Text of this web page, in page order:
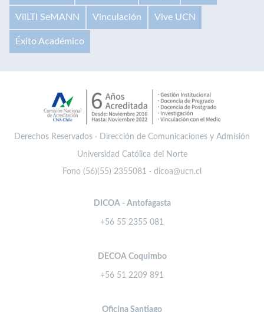
VilLTI SeMANN Vinculación Vive UCN
Éxito Académico
Derechos Reservados · Dirección de Comunicaciones y Admisión
Universidad Católica del Norte
Fono (56)(55) 2355081 · dicoa@ucn.cl
DICOA - Antofagasta
+56 55 2355 081
DECOA Coquimbo
+56 51 2209 891
Oficina Santiago